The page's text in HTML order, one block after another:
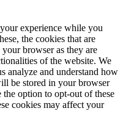
experience while you
the cookies that are
your browser as they are
of the website. We
analyze and understand how
be stored in your browser
option to opt-out of these
cookies may affect your